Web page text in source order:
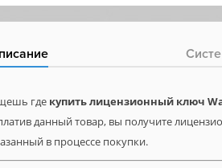
где купить лицензионный ключ
данный товар, вы получите
в процессе покупки.